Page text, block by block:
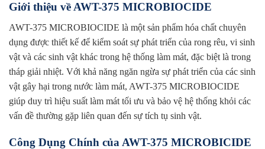
Giới thiệu về AWT-375 MICROBIOCIDE
AWT-375 MICROBIOCIDE là một sản phẩm hóa chất chuyên
dụng được thiết kế để kiểm soát sự phát triển của rong rêu, vi sinh
vật và các sinh vật khác trong hệ thống làm mát, đặc biệt là trong
tháp giải nhiệt. Với khả năng ngăn ngừa sự phát triển của các sinh
vật gây hại trong nước làm mát, AWT-375 MICROBIOCIDE
giúp duy trì hiệu suất làm mát tối ưu và bảo vệ hệ thống khỏi các
vấn đề thường gặp liên quan đến sự tích tụ sinh vật.
Công Dụng Chính của AWT-375 MICROBICIDE